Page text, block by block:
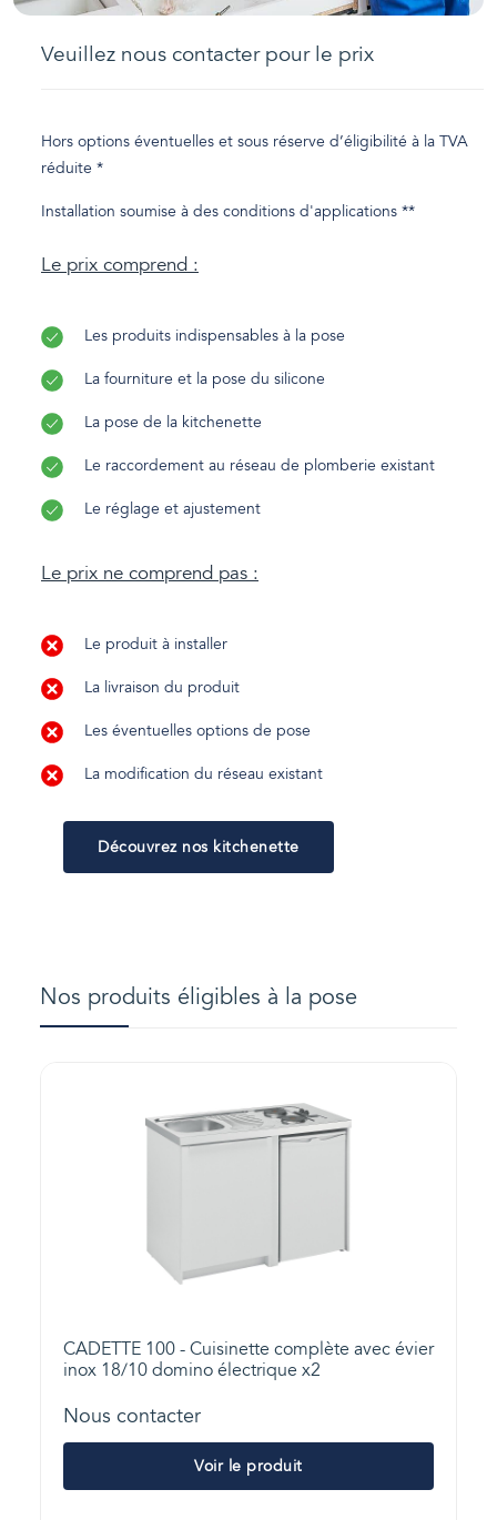
Veuillez nous contacter pour le prix
Hors options éventuelles et sous réserve d’éligibilité à la TVA
réduite *
Installation soumise à des conditions d'applications **
Le prix comprend :
Les produits indispensables à la pose
La fourniture et la pose du silicone
La pose de la kitchenette
Le raccordement au réseau de plomberie existant
Le réglage et ajustement
Le prix ne comprend pas :
Le produit à installer
La livraison du produit
Les éventuelles options de pose
La modification du réseau existant
Découvrez nos kitchenette
Nos produits éligibles à la pose
CADETTE 100 - Cuisinette complète avec évier
inox 18/10 domino électrique x2
Nous contacter
Voir le produit